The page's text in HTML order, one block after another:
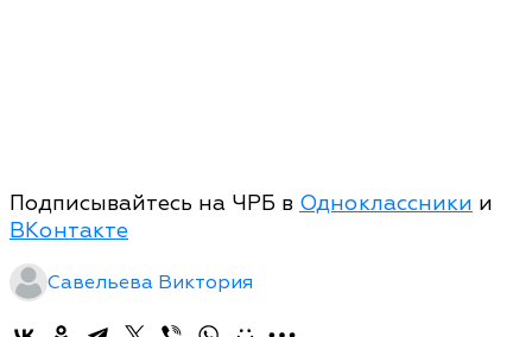
Подписывайтесь на ЧРБ в Одноклассники и
ВКонтакте
Савельева Виктория